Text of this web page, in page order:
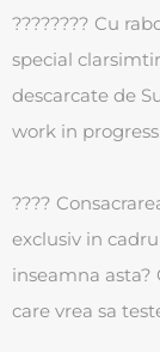
???????? Cu
special
descarcate de
work in
????
exclusiv in
inseamna asta?
care vrea sa